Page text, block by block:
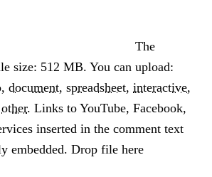
The
size: 512 MB. You can upload:
, document, spreadsheet, interactive,
other. Links to YouTube, Facebook,
inserted in the comment text
embedded. Drop file here